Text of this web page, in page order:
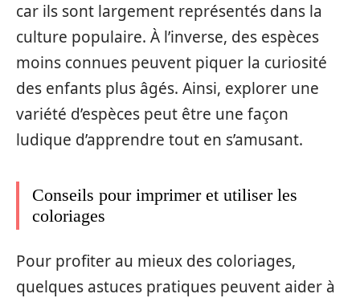
car ils sont largement représentés dans la
culture populaire. À l’inverse, des espèces
moins connues peuvent piquer la curiosité
des enfants plus âgés. Ainsi, explorer une
variété d’espèces peut être une façon
ludique d’apprendre tout en s’amusant.
Conseils pour imprimer et utiliser les
coloriages
Pour profiter au mieux des coloriages,
quelques astuces pratiques peuvent aider à